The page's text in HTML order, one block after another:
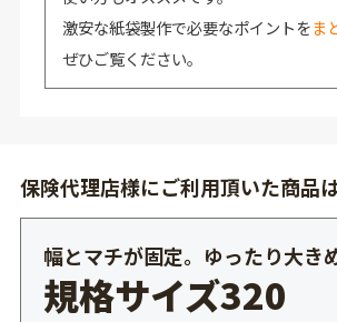
激安な紙袋製作で必要なポイントをま
ぜひご覧ください。
保険代理店様にご利用頂いた商品
幅とマチが固定。ゆったり大き
規格サイズ320